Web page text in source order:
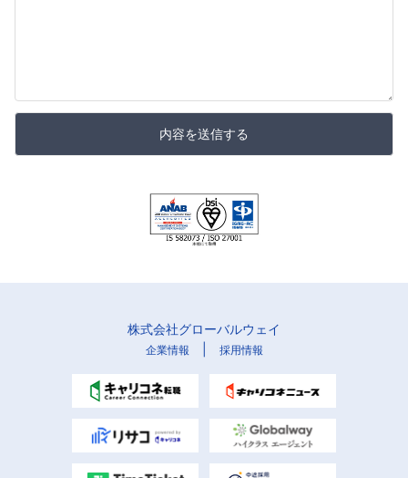
内容を送信する
株式会社グローバルウェイ
企業情報 採用情報